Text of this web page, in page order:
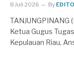
8 Juli 2026 By
TANJUNGPINANG
Ketua Gugus
Kepulauan Riau,